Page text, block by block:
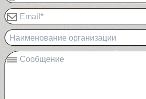
Email*
Наименование организации
Сообщение